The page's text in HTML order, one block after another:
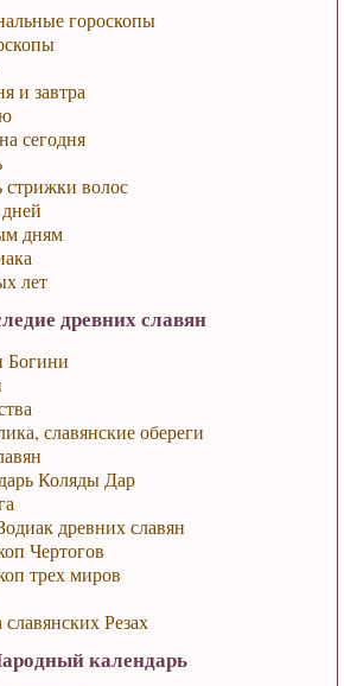
гороскопы
и завтра
сегодня
волос
дням
лет
древних славян
Богини
славянские обереги
Коляды Дар
древних славян
Чертогов
трех миров
Резах
календарь